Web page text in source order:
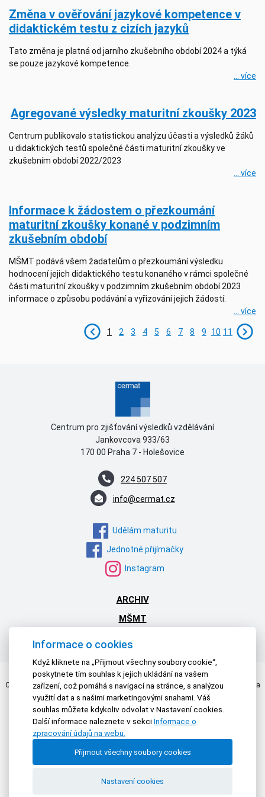
Změna v ověřování jazykové kompetence v
didaktickém testu z cizích jazyků
Tato změna je platná od jarního zkušebního období 2024 a týká
se pouze jazykové kompetence.
... více
Agregované výsledky maturitní zkoušky 2023
Centrum publikovalo statistickou analýzu účasti a výsledků žáků
u didaktických testů společné části maturitní zkoušky ve
zkušebním období 2022/2023
... více
Informace k žádostem o přezkoumání
maturitní zkoušky konané v podzimním
zkušebním období
MŠMT podává všem žadatelům o přezkoumání výsledku
hodnocení jejich didaktického testu konaného v rámci společné
části maturitní zkoušky v podzimním zkušebním období 2023
informace o způsobu podávání a vyřizování jejich žádostí.
... více
1 2 3 4 5 6 7 8 9 10 11
Centrum pro zjišťování výsledků vzdělávání
Jankovcova 933/63
170 00 Praha 7 - Holešovice
224 507 507
info@cermat.cz
Udělám maturitu
Jednotné přijímačky
Instagram
ARCHIV
MŠMT
Centrum pro zjišťování výsledků vzdělávání | © 2026 Všechna práva vyhrazena
Textová verze|Mapa stránek|Prohlášení o přístupnosti
Informace o cookies
Když kliknete na „Přijmout všechny soubory cookie“,
poskytnete tím souhlas k jejich ukládání na vašem
zařízení, což pomáhá s navigací na stránce, s analýzou
využití dat a s našimi marketingovými snahami. Váš
souhlas můžete kdykoliv odvolat v Nastavení cookies.
Další informace naleznete v sekciInformace o
zpracování údajů na webu.
Přijmout všechny soubory cookies
Nastavení cookies